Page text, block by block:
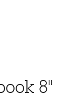
8"